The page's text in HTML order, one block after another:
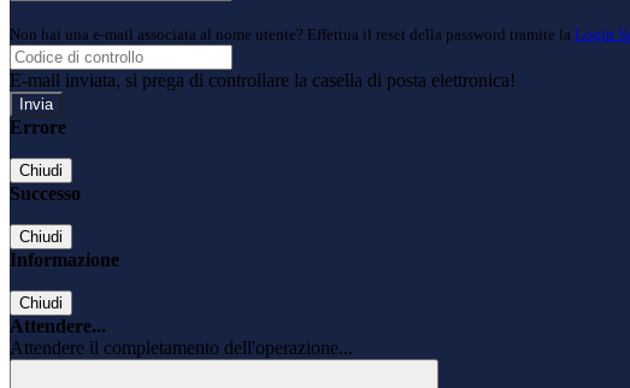
Non hai una e-mail associata al nome utente? Effettua il reset della password tramite la Login
E-mail inviata, si prega di controllare la casella di posta elettronica!
Errore
Chiudi
Successo
Chiudi
Informazione
Chiudi
Attendere...
Attendere il completamento dell'operazione...